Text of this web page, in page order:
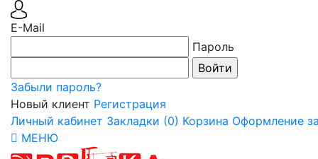
E-Mail
Пароль
Забыли пароль?
Новый клиент Регистрация
Личный кабинет Закладки (0) Корзина Оформление
МЕНЮ